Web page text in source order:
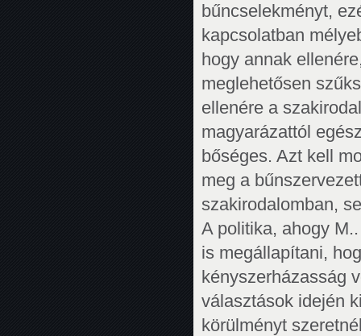
bűncselekményt,
kapcsolatban
hogy annak
meglehetősen
ellenére a
magyarázattól
bőséges. Azt kell
meg a
szakirodalomban,
A politika, ahogy
is megállapítani,
kényszerházasság
választások idején
körülményt